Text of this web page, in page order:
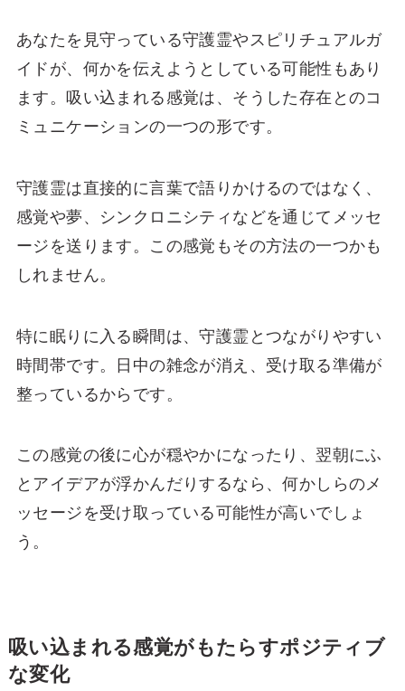
あなたを見守っている守護霊やスピリチュアルガ
イドが、何かを伝えようとしている可能性もあり
ます。吸い込まれる感覚は、そうした存在とのコ
ミュニケーションの一つの形です。
守護霊は直接的に言葉で語りかけるのではなく、
感覚や夢、シンクロニシティなどを通じてメッセ
ージを送ります。この感覚もその方法の一つかも
しれません。
特に眠りに入る瞬間は、守護霊とつながりやすい
時間帯です。日中の雑念が消え、受け取る準備が
整っているからです。
この感覚の後に心が穏やかになったり、翌朝にふ
とアイデアが浮かんだりするなら、何かしらのメ
ッセージを受け取っている可能性が高いでしょ
う。
吸い込まれる感覚がもたらすポジティブ
な変化